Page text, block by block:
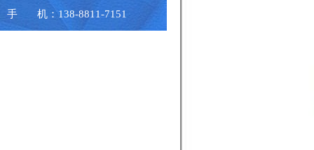
手 机：138-8811-7151